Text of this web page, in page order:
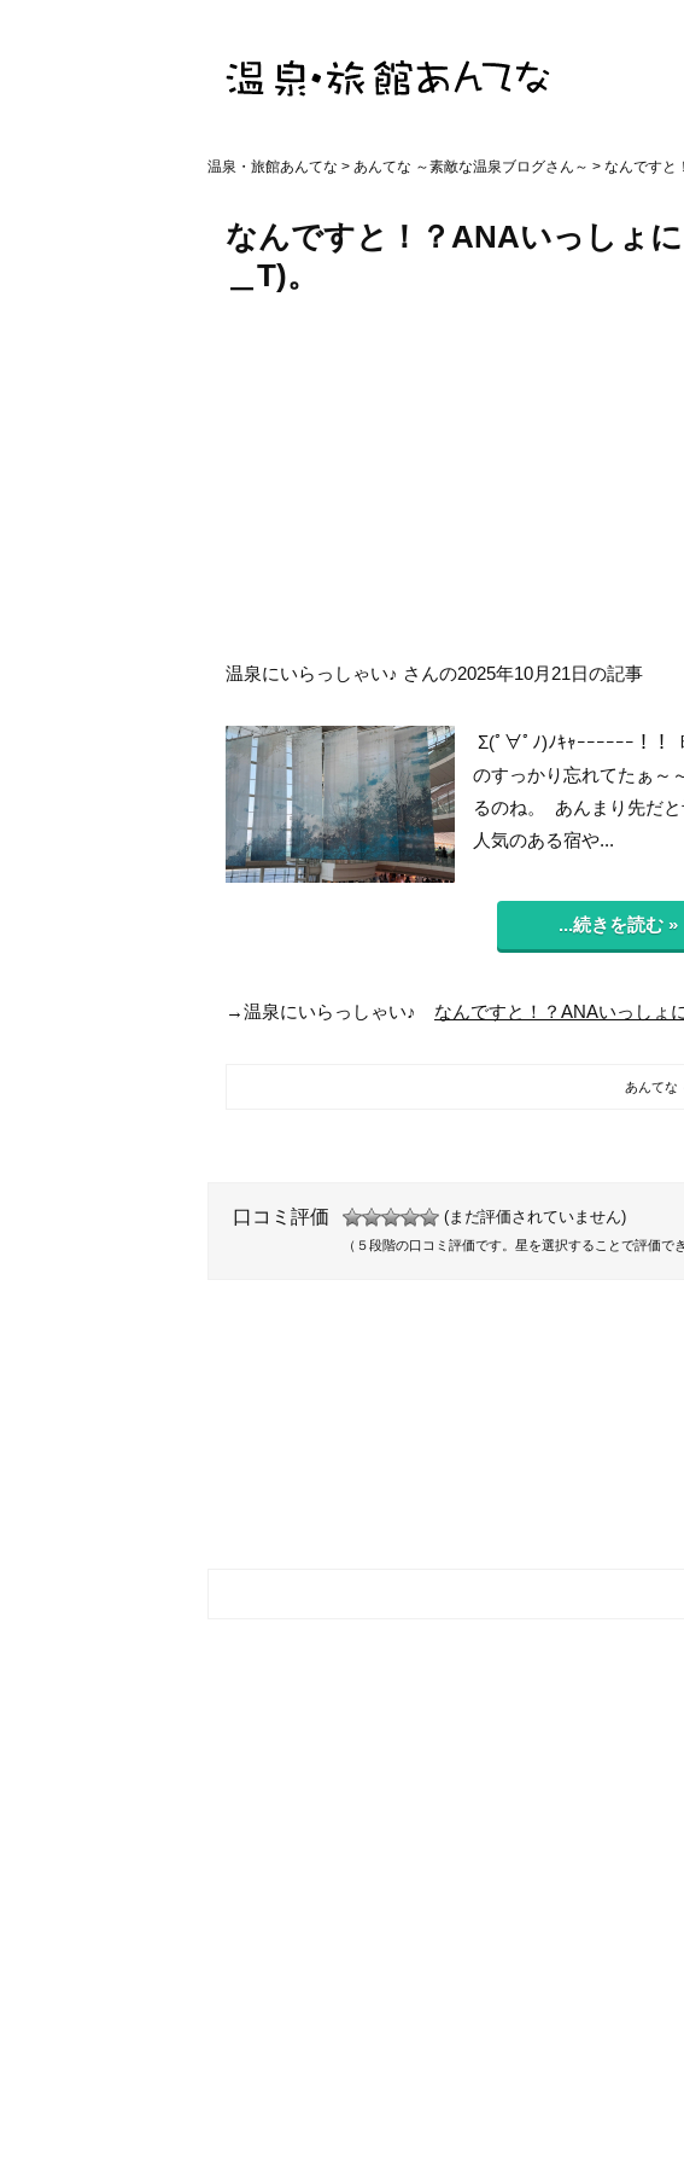
温泉・旅館あんてな > あんてな ～素敵な温泉ブログさん～ > なんですと
なんですと！？ANAいっしょ
＿T)。
温泉にいらっしゃい♪ さんの2025年10月21日の記事
Σ(ﾟ∀ﾟﾉ)ﾉｷｬｰｰｰｰｰｰ！！
のすっかり忘れてたぁ～
るのね。 あんまり先だ
人気のある宿や...
...続きを読む »
→温泉にいらっしゃい♪ なんですと！？ANAいっしょ
あんてな
口コミ評価 (まだ評価されていません)
（５段階の口コミ評価です。星を選択することで評価で